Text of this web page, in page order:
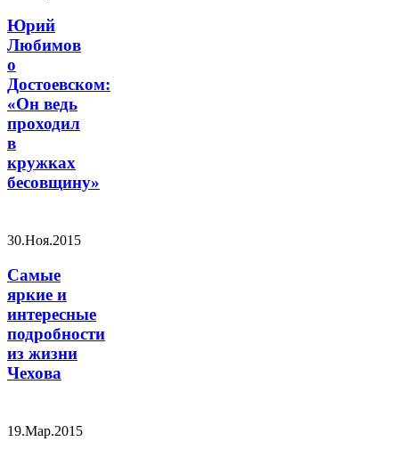
Юрий
Любимов
о
Достоевском:
«Он ведь
проходил
в
кружках
бесовщину»
30.Ноя.2015
Самые
яркие и
интересные
подробности
из жизни
Чехова
19.Мар.2015